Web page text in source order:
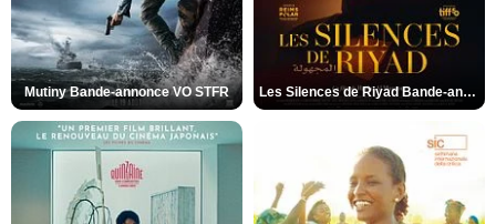
Mutiny Bande-annonce VO STFR Les Silences de Riyad Bande-annonce VO STFR